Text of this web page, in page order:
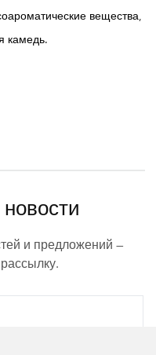
вещества,
камедь.
и предложений —